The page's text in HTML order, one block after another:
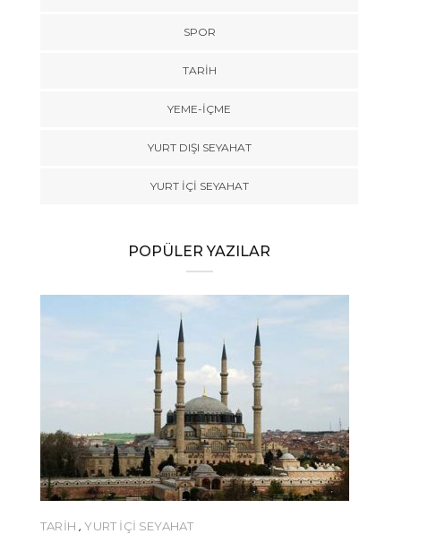
SPOR
TARİH
YEME-İÇME
YURT DIŞI SEYAHAT
YURT İÇİ SEYAHAT
POPÜLER YAZILAR
YEME-İÇME